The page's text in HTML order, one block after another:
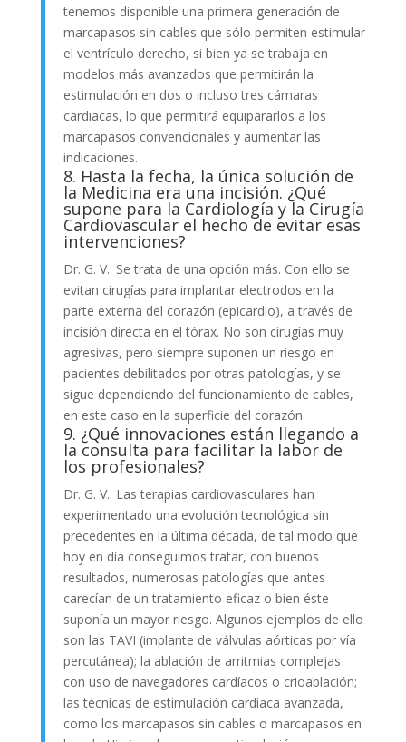
tenemos disponible una primera generación de
marcapasos sin cables que sólo permiten estimular
el ventrículo derecho, si bien ya se trabaja en
modelos más avanzados que permitirán la
estimulación en dos o incluso tres cámaras
cardiacas, lo que permitirá equipararlos a los
marcapasos convencionales y aumentar las
indicaciones.
8. Hasta la fecha, la única solución de
la Medicina era una incisión. ¿Qué
supone para la Cardiología y la Cirugía
Cardiovascular el hecho de evitar esas
intervenciones?
Dr. G. V.: Se trata de una opción más. Con ello se
evitan cirugías para implantar electrodos en la
parte externa del corazón (epicardio), a través de
incisión directa en el tórax. No son cirugías muy
agresivas, pero siempre suponen un riesgo en
pacientes debilitados por otras patologías, y se
sigue dependiendo del funcionamiento de cables,
en este caso en la superficie del corazón.
9. ¿Qué innovaciones están llegando a
la consulta para facilitar la labor de
los profesionales?
Dr. G. V.: Las terapias cardiovasculares han
experimentado una evolución tecnológica sin
precedentes en la última década, de tal modo que
hoy en día conseguimos tratar, con buenos
resultados, numerosas patologías que antes
carecían de un tratamiento eficaz o bien éste
suponía un mayor riesgo. Algunos ejemplos de ello
son las TAVI (implante de válvulas aórticas por vía
percutánea); la ablación de arritmias complejas
con uso de navegadores cardíacos o crioablación;
las técnicas de estimulación cardíaca avanzada,
como los marcapasos sin cables o marcapasos en